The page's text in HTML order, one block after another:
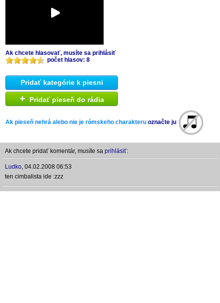
Ak chcete hlasovať, musíte sa prihlásiť
počet hlasov: 8
Pridať kategórie k piesni
+ Pridať pieseň do rádia
Ak pieseň nehrá alebo nie je rómskeho charakteru označte ju
Ak chcete pridať komentár, musíte sa prihlásiť:
Ludko, 04.02.2008 06:53
ten cimbalista ide :zzz